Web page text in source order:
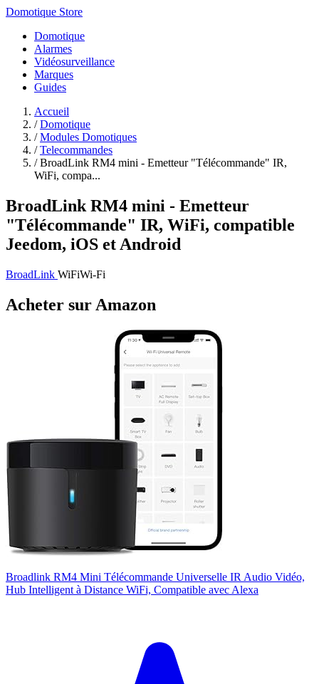
Domotique Store
Domotique
Alarmes
Vidéosurveillance
Marques
Guides
Accueil
/ Domotique
/ Modules Domotiques
/ Telecommandes
/ BroadLink RM4 mini - Emetteur "Télécommande" IR,
WiFi, compa...
BroadLink RM4 mini - Emetteur
"Télécommande" IR, WiFi, compatible
Jeedom, iOS et Android
BroadLink WiFiWi-Fi
Acheter sur Amazon
Broadlink RM4 Mini Télécommande Universelle IR Audio Vidéo,
Hub Intelligent à Distance WiFi, Compatible avec Alexa